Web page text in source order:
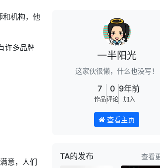
和机构，他
许多品牌
意，人们
一半阳光
这家伙很懒，什么也没写！
7
作品
0
评论
9年前
加入
查看主页
TA的发布 查看